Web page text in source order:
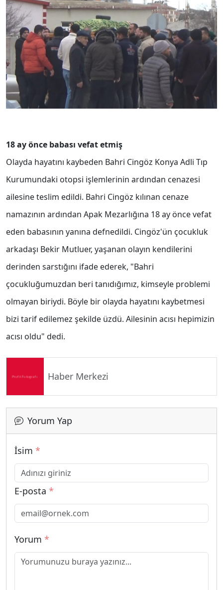
18 ay önce babası vefat etmiş
Olayda hayatını kaybeden Bahri Cingöz Konya Adli Tıp
Kurumundaki otopsi işlemlerinin ardından cenazesi
ailesine teslim edildi. Bahri Cingöz kılınan cenaze
namazının ardından Apak Mezarlığına 18 ay önce vefat
eden babasının yanına defnedildi. Cingöz'ün çocukluk
arkadaşı Bekir Mutluer, yaşanan olayın kendilerini
derinden sarstığını ifade ederek, "Bahri
çocukluğumuzdan beri tanıdığımız, kimseyle problemi
olmayan biriydi. Böyle bir olayda hayatını kaybetmesi
bizi tarif edilemez şekilde üzdü. Ailesinin acısı hepimizin
acısı oldu" dedi.
Haber Merkezi
Yorum Yap
İsim *
E-posta *
Yorum *